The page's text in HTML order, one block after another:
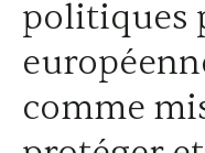
politiques
comme